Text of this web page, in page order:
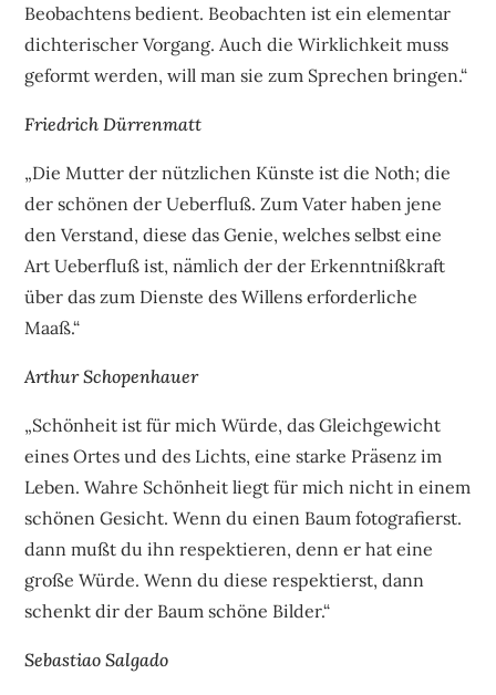
Beobachtens bedient. Beobachten ist ein elementar
dichterischer Vorgang. Auch die Wirklichkeit muss
geformt werden, will man sie zum Sprechen bringen.“
Friedrich Dürrenmatt
„Die Mutter der nützlichen Künste ist die Noth; die
der schönen der Ueberfluß. Zum Vater haben jene
den Verstand, diese das Genie, welches selbst eine
Art Ueberfluß ist, nämlich der der Erkenntnißkraft
über das zum Dienste des Willens erforderliche
Maaß.“
Arthur Schopenhauer
„Schönheit ist für mich Würde, das Gleichgewicht
eines Ortes und des Lichts, eine starke Präsenz im
Leben. Wahre Schönheit liegt für mich nicht in einem
schönen Gesicht. Wenn du einen Baum fotografierst.
dann mußt du ihn respektieren, denn er hat eine
große Würde. Wenn du diese respektierst, dann
schenkt dir der Baum schöne Bilder.“
Sebastiao Salgado